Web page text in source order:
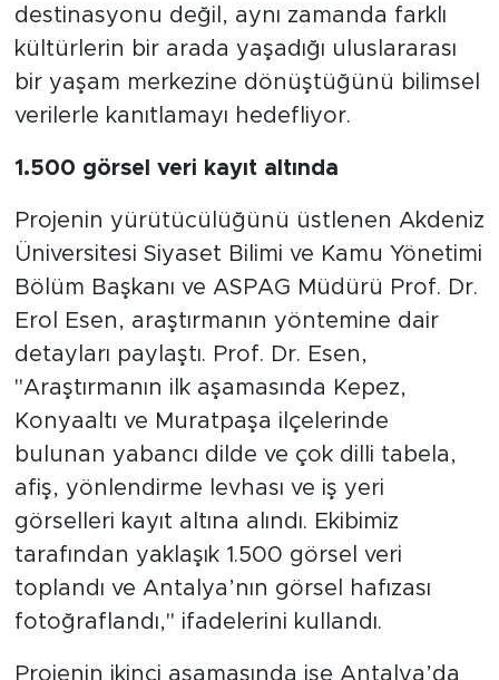
destinasyonu değil, aynı zamanda farklı
kültürlerin bir arada yaşadığı uluslararası
bir yaşam merkezine dönüştüğünü bilimsel
verilerle kanıtlamayı hedefliyor.
1.500 görsel veri kayıt altında
Projenin yürütücülüğünü üstlenen Akdeniz
Üniversitesi Siyaset Bilimi ve Kamu Yönetimi
Bölüm Başkanı ve ASPAG Müdürü Prof. Dr.
Erol Esen, araştırmanın yöntemine dair
detayları paylaştı. Prof. Dr. Esen,
"Araştırmanın ilk aşamasında Kepez,
Konyaaltı ve Muratpaşa ilçelerinde
bulunan yabancı dilde ve çok dilli tabela,
afiş, yönlendirme levhası ve iş yeri
görselleri kayıt altına alındı. Ekibimiz
tarafından yaklaşık 1.500 görsel veri
toplandı ve Antalya’nın görsel hafızası
fotoğraflandı," ifadelerini kullandı.
Projenin ikinci aşamasında ise Antalya’da